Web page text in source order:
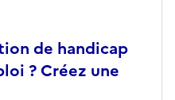
de handicap
? Créez une